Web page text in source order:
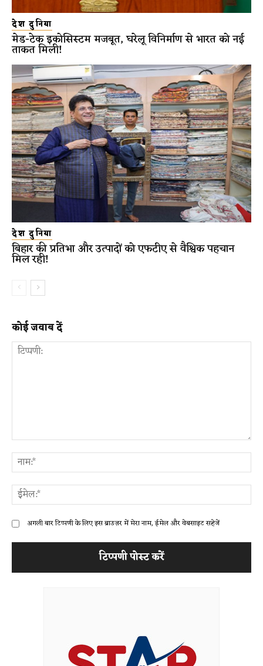
देश दुनिया
मेड-टेक इकोसिस्टम मजबूत, घरेलू विनिर्माण से भारत को नई
ताकत मिली!
देश दुनिया
बिहार की प्रतिभा और उत्पादों को एफटीए से वैश्विक पहचान
मिल रही!
कोई जवाब दें
अगली बार टिप्पणी के लिए इस ब्राउज़र में मेरा नाम, ईमेल और वेबसाइट सहेजें